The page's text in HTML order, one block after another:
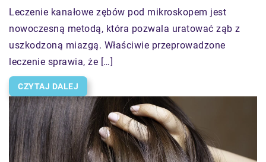
Leczenie kanałowe zębów pod mikroskopem jest
nowoczesną metodą, która pozwala uratować ząb z
uszkodzoną miazgą. Właściwie przeprowadzone
leczenie sprawia, że […]
CZYTAJ DALEJ